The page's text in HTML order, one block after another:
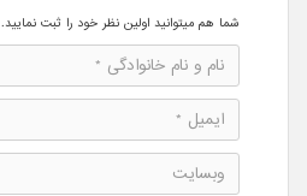
شما هم میتوانید اولین نظر خود را ثبت نمایید.